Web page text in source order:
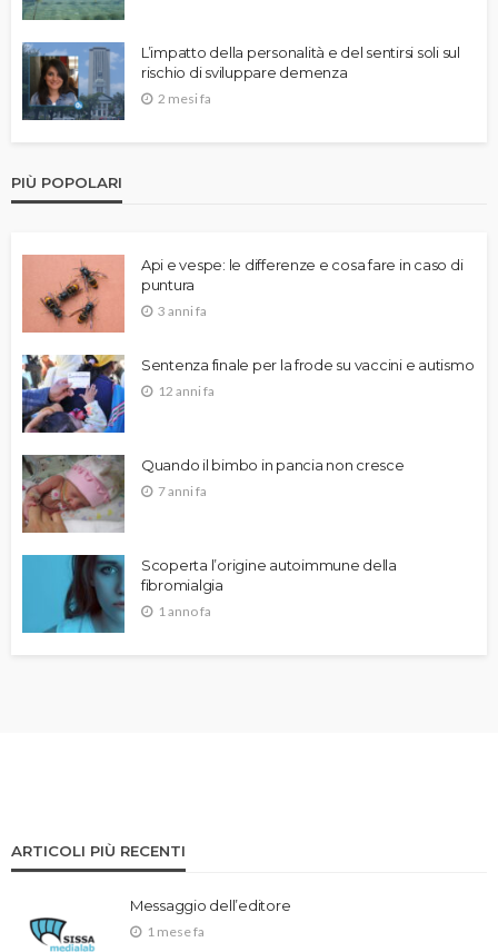
L’impatto della personalità e del sentirsi soli sul
rischio di sviluppare demenza
2 mesi fa
PIÙ POPOLARI
Api e vespe: le differenze e cosa fare in caso di
puntura
3 anni fa
Sentenza finale per la frode su vaccini e autismo
12 anni fa
Quando il bimbo in pancia non cresce
7 anni fa
Scoperta l’origine autoimmune della
fibromialgia
1 anno fa
ARTICOLI PIÙ RECENTI
Messaggio dell’editore
1 mese fa